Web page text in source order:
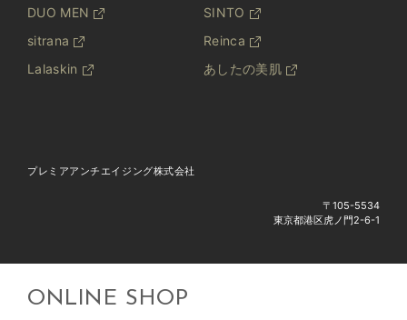
DUO MEN
SINTO
sitrana
Reinca
Lalaskin
あしたの美肌
プレミアアンチエイジング株式会社
〒105-5534
東京都港区虎ノ門2-6-1
ONLINE SHOP